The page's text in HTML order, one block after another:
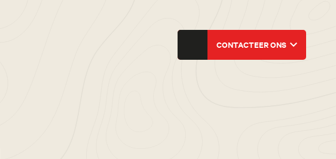
CONTACTEER ONS